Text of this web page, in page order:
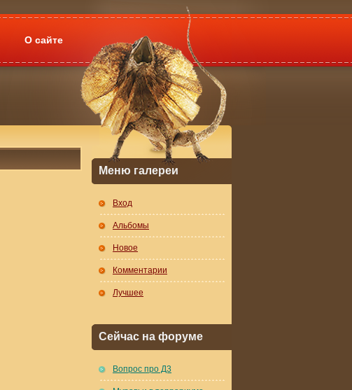
О сайте
Меню галереи
Вход
Альбомы
Новое
Комментарии
Лучшее
Сейчас на форуме
Вопрос про Д3